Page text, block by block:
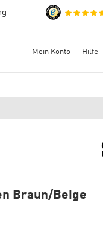
Mein Konto Hilfe
Braun/Beige